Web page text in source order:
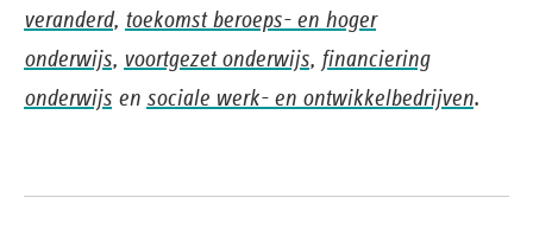
veranderd, toekomst beroeps- en hoger
onderwijs, voortgezet onderwijs, financiering
onderwijs en sociale werk- en ontwikkelbedrijven.